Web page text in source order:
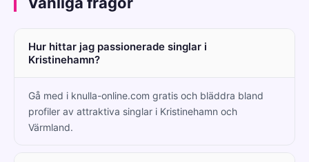
Hur hittar jag passionerade singlar i
Kristinehamn?
Gå med i knulla-online.com gratis och bläddra bland
profiler av attraktiva singlar i Kristinehamn och
Värmland.